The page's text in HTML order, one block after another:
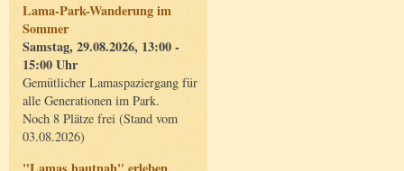
Lama-Park-Wanderung im
Sommer
Samstag, 29.08.2026, 13:00 -
15:00 Uhr
Gemütlicher Lamaspaziergang für
alle Generationen im Park.
Noch 8 Plätze frei (Stand vom
03.08.2026)